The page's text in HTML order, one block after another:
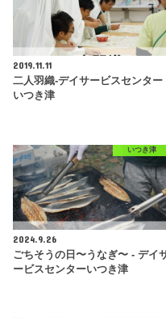
2019.11.11
二人羽織-デイサービスセンター
いつき津
いつき津
2024.9.26
ごちそうの日〜うなぎ〜 - デイ
ービスセンターいつき津